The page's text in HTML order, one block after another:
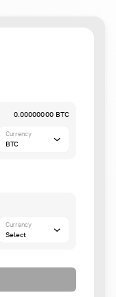
0.00000000 BTC
Currency
BTC
Currency
Select